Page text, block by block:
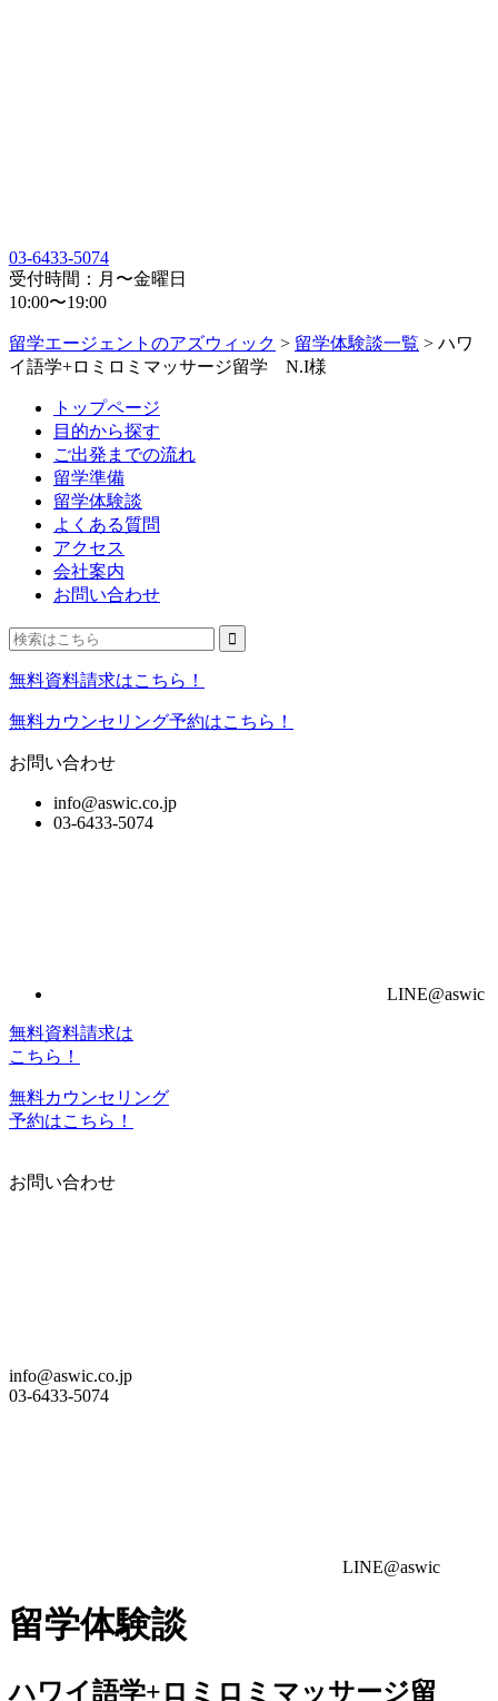
03-6433-5074
受付時間：月〜金曜日
10:00〜19:00
留学エージェントのアズウィック > 留学体験談一覧 > ハワ
イ語学+ロミロミマッサージ留学 N.I様
トップページ
目的から探す
ご出発までの流れ
留学準備
留学体験談
よくある質問
アクセス
会社案内
お問い合わせ
無料資料請求はこちら！
無料カウンセリング予約はこちら！
お問い合わせ
info@aswic.co.jp
03-6433-5074
LINE@aswic
無料資料請求は
こちら！
無料カウンセリング
予約はこちら！
お問い合わせ
info@aswic.co.jp
03-6433-5074
LINE@aswic
留学体験談
ハワイ語学+ロミロミマッサージ留